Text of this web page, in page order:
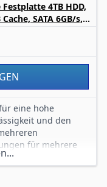
4TB HDD,
SATA 6GB/s,
Modellnr.:
eine hohe
und den
für mehrere
und
konzipiert. Hohe